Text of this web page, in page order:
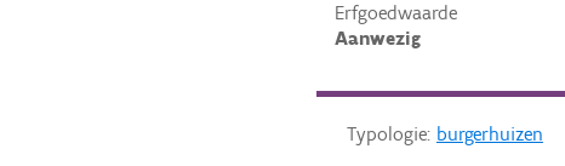
Erfgoedwaarde
Aanwezig
Typologie: burgerhuizen